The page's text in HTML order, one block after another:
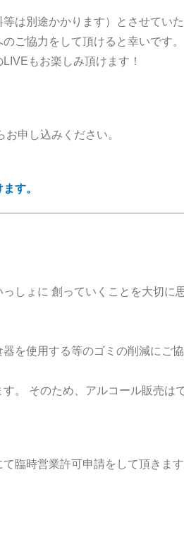
は別途かかります）とさせていた
ご協力をして頂けると幸いです。
もお楽しみ頂けます！
申し込みください。
す。
しょに 創っていくことを大切に
を使用する等のゴミの削減にご
。 そのため、アルコール販売は
臨時営業許可申請をして頂きます